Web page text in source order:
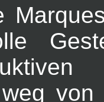
von